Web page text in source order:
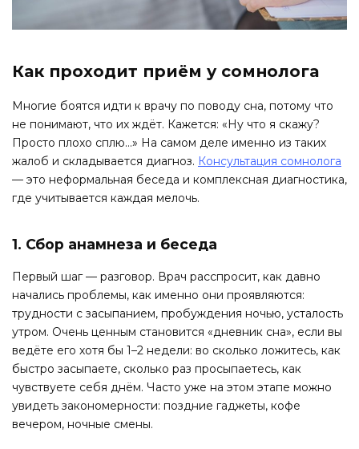
Как проходит приём у сомнолога
Многие боятся идти к врачу по поводу сна, потому что
не понимают, что их ждёт. Кажется: «Ну что я скажу?
Просто плохо сплю…» На самом деле именно из таких
жалоб и складывается диагноз. Консультация сомнолога
— это неформальная беседа и комплексная диагностика,
где учитывается каждая мелочь.
1. Сбор анамнеза и беседа
Первый шаг — разговор. Врач расспросит, как давно
начались проблемы, как именно они проявляются:
трудности с засыпанием, пробуждения ночью, усталость
утром. Очень ценным становится «дневник сна», если вы
ведёте его хотя бы 1–2 недели: во сколько ложитесь, как
быстро засыпаете, сколько раз просыпаетесь, как
чувствуете себя днём. Часто уже на этом этапе можно
увидеть закономерности: поздние гаджеты, кофе
вечером, ночные смены.